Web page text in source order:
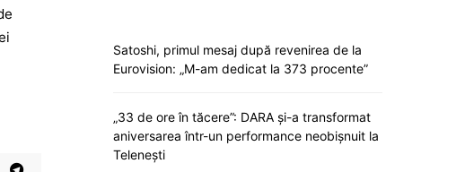
Satoshi, primul mesaj după revenirea de la
Eurovision: „M-am dedicat la 373 procente”
„33 de ore în tăcere”: DARA și-a transformat
aniversarea într-un performance neobișnuit la
Telenești